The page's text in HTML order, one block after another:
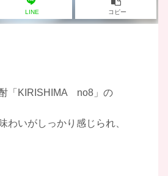
LINE コピー
「KIRISHIMA no8」の
わいがしっかり感じられ、